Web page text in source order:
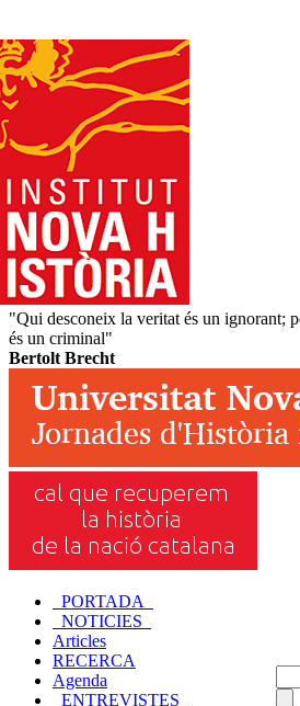
"Qui desconeix la veritat és un ignorant;
és un criminal"
Bertolt Brecht
_PORTADA_
_NOTICIES_
Articles
RECERCA
Agenda
_ENTREVISTES_